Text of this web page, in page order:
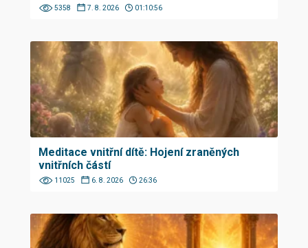
5358 7. 8. 2026 01:10:56
Meditace vnitřní dítě: Hojení zraněných
vnitřních částí
11025 6. 8. 2026 26:36